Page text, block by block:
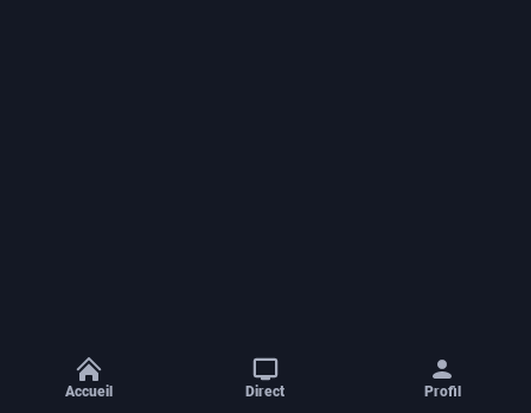
Accueil Direct Profil